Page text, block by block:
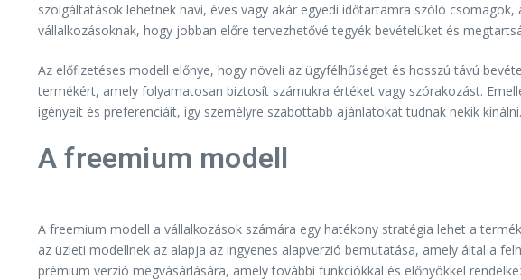
szolgáltatások lehetnek havi, éves vagy akár egyedi időtartamra szóló
vállalkozásoknak, hogy jobban előre tervezhetővé tegyék bevételüket és
Az előfizetéses modell előnye, hogy növeli az ügyfélhűséget és hosszú távú
termékért, amely folyamatosan biztosít számukra értéket vagy szórakozást.
igényeit és preferenciáit, így személyre szabottabb ajánlatokat tudnak nekik kínálni.
A freemium modell
A freemium modell a vállalkozások számára egy hatékony stratégia lehet a
az üzleti modellnek az alapja az ingyenes alapverzió bemutatása, amely által a
prémium verzió megvásárlására, amely további funkciókkal és előnyökkel